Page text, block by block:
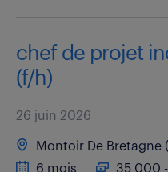
chef de projet
(f/h)
26 juin 2026
Montoir De Bretagne
6 mois
35 000